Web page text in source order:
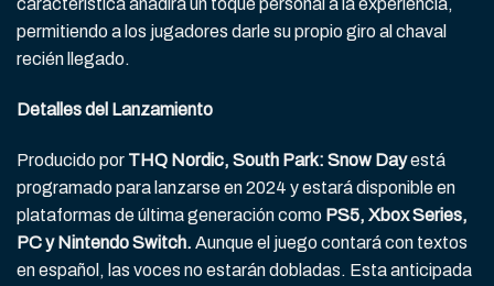
característica añadirá un toque personal a la experiencia,
permitiendo a los jugadores darle su propio giro al chaval
recién llegado.
Detalles del Lanzamiento
Producido por THQ Nordic, South Park: Snow Dayestá
programado para lanzarse en 2024 y estará disponible en
plataformas de última generación como PS5, Xbox Series,
PC y Nintendo Switch. Aunque el juego contará con textos
en español, las voces no estarán dobladas. Esta anticipada